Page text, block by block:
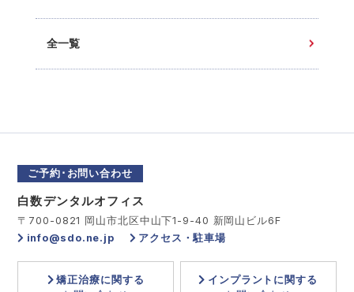
全一覧
ご予約･お問い合わせ
白数デンタルオフィス
〒700-0821 岡山市北区中山下1-9-40 新岡山ビル6F
info@sdo.ne.jp
アクセス・駐車場
矯正治療に関する
インプラントに関する